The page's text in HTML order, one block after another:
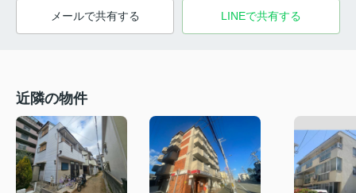
メールで共有する LINEで共有する
近隣の物件